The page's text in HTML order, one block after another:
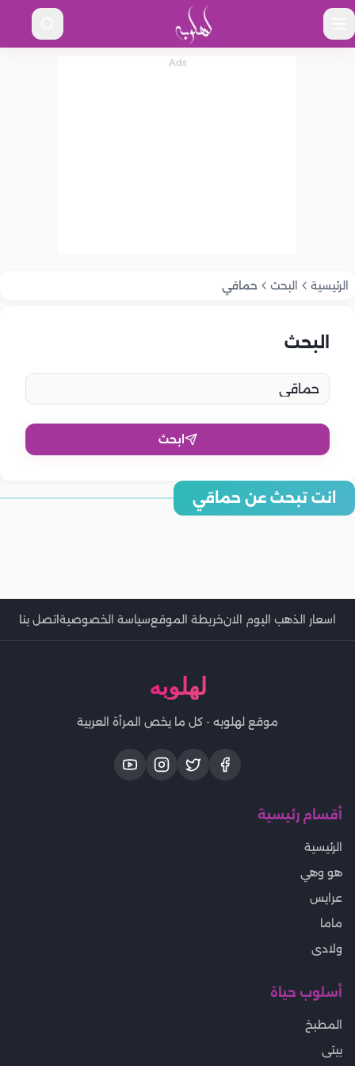
الرئيسية البحث حماقي
البحث
ابحث
انت تبحث عن حماقي
شيماء سيف تدافع عن محمد حماقي بعد أزمة «جدة حبيبتي»: بلاش
نهاجم الفنانين بسبب المجاملة
اسعار الذهب اليوم الانخريطة الموقعسياسة الخصوصيةاتصل بنا
لهلوبه
موقع لهلوبه - كل ما يخص المرأة العربية
أقسام رئيسية
الرئيسية
هو وهي
عرايس
ماما
ولادى
أسلوب حياة
المطبخ
بيتى